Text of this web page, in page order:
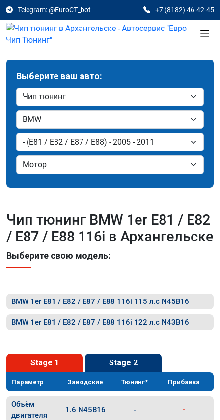
Telegram: @EuroCT_bot +7 (8182) 46-42-45
Выберите ваш авто:
Чип тюнинг BMW 1er E81 / E82
/ E87 / E88 116i в Архангельске
Выберите свою модель:
BMW 1er E81 / E82 / E87 / E88 116i 115 л.с N45B16
BMW 1er E81 / E82 / E87 / E88 116i 122 л.с N43B16
Stage 1 Stage 2
Параметр Заводские Тюнинг* Прибавка
Объём
двигателя
1.6 N45B16 - -